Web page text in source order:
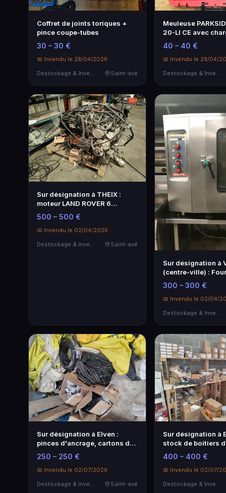
Coffret de joints toriques +
pince coupe-tubes
30 – 30 €
📅 Invendu le 28/04/2026
Saint-avé
Meuleuse
20-LI CE avec
de batte…
40 – 40 €
📅 Invendu le 28/04/
Sur désignation à THEIX :
moteur LAND ROVER 6
cylindres (pou…
500 – 500 €
📅 Invendu le 02/04/2026
Destockage & Invendus
Saint-avé
Sur désignation à
(centre-ville) : Four
PO, di…
300 – 300 €
📅 Invendu le 02/04/
Sur désignation à Elven :
pinces d'ancrage, cartons de
dispo…
250 – 250 €
📅 Invendu le 02/07/2026
Destockage & Invendus
Saint-avé
Sur désignation à
stock de boitiers
optiqu…
400 – 400 €
📅 Invendu le 02/07/
Destockage & Invendus